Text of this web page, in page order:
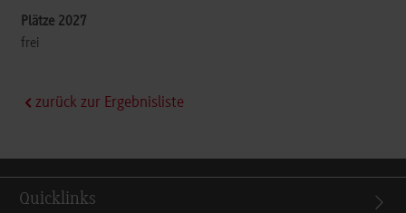
frei
zurück zur Ergebnisliste
Quicklinks